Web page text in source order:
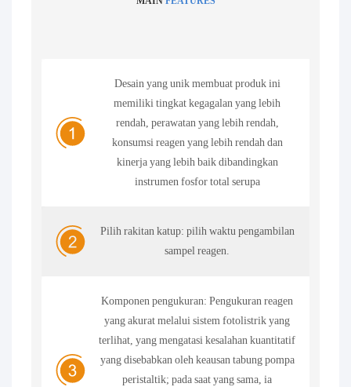
Desain yang unik membuat produk ini
memiliki tingkat kegagalan yang lebih
rendah, perawatan yang lebih rendah,
konsumsi reagen yang lebih rendah dan
kinerja yang lebih baik dibandingkan
instrumen fosfor total serupa
Pilih rakitan katup: pilih waktu pengambilan
sampel reagen.
Komponen pengukuran: Pengukuran reagen
yang akurat melalui sistem fotolistrik yang
terlihat, yang mengatasi kesalahan kuantitatif
yang disebabkan oleh keausan tabung pompa
peristaltik; pada saat yang sama, ia